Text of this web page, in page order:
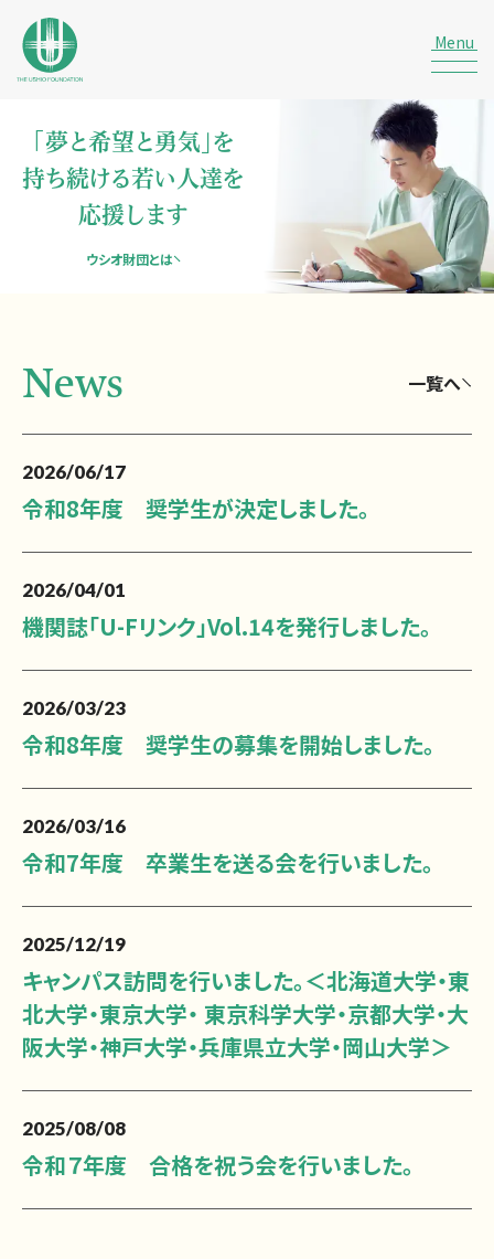
「夢と希望と勇気」を
持ち続ける若い人達を
応援します
ウシオ財団とは
News 一覧へ
2026/06/17
令和8年度 奨学生が決定しました。
2026/04/01
機関誌「U-Fリンク」Vol.14を発行しました。
2026/03/23
令和8年度 奨学生の募集を開始しました。
2026/03/16
令和7年度 卒業生を送る会を行いました。
2025/12/19
キャンパス訪問を行いました。＜北海道大学・東
北大学・東京大学・ 東京科学大学・京都大学・大
阪大学・神戸大学・兵庫県立大学・岡山大学＞
2025/08/08
令和７年度 合格を祝う会を行いました。